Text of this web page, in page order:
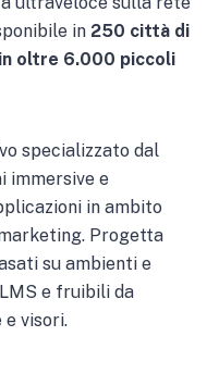
in 250 città di
oltre 6.000 piccoli
specializzato dal
immersive e
in ambito
Progetta
su ambienti e
e fruibili da
visori.